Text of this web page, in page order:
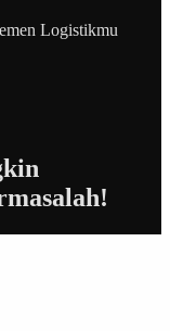
Logistikmu